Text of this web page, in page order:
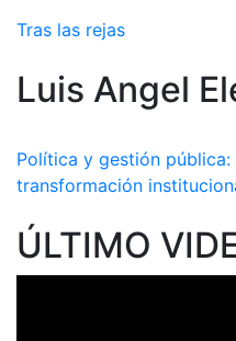
Tras las rejas
Luis Angel
Política y gestión
transformación
ÚLTIMO